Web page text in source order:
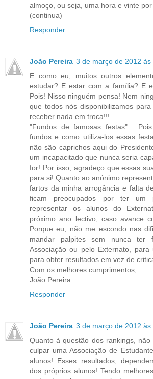
almoço, ou seja, uma hora e vinte por
(continua)
Responder
João Pereira 3 de março de 2012 às
E como eu, muitos outros
estudar? E estar com a família? E
Pois! Nisso ninguém pensa! Nem
que todos nós disponibilizamos
receber nada em troca!!!
"Fundos de famosas festas"...
fundos e como utiliza-los essas
não são caprichos aqui do
um incapacitado que nunca seria
for! Por isso, agradeço que essas
para si! Quanto ao anónimo
fartos da minha arrogância e falta
ficam preocupados por ter um
representar os alunos do
próximo ano lectivo, caso avance
Porque eu, não me escondo nas
mandar palpites sem nunca ter
Associação ou pelo Externato,
para obter resultados em vez de
Com os melhores cumprimentos,
João Pereira
Responder
João Pereira 3 de março de 2012 às
Quanto à questão dos rankings,
culpar uma Associação de
alunos! Esses resultados,
dos próprios alunos! Tendo